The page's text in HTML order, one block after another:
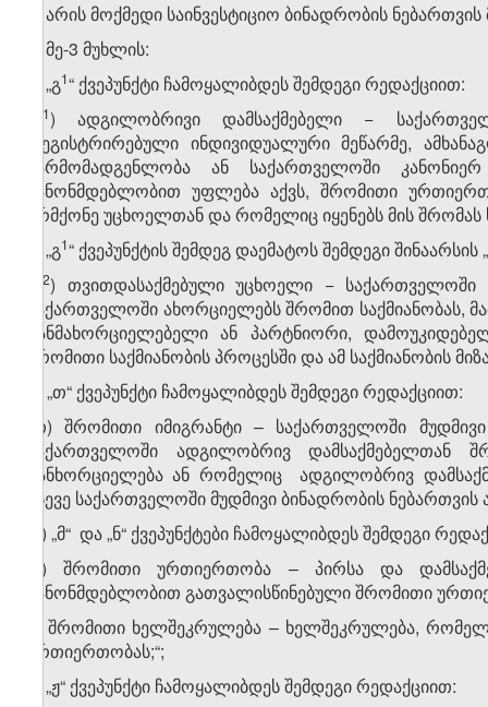
ვ) არის მოქმედი საინვესტიციო ბინადრობის ნებართვის
2. მე-3 მუხლის:
ა) „გ​1“ ქვეპუნქტი ჩამოყალიბდეს შემდეგი რედაქციით:
​1) ადგილობრივი დამსაქმებელი −
რეგისტრირებული ინდივიდუალური მეწარმე,
წარმომადგენლობა ან საქართველოში
კანონმდებლობით უფლება აქვს, შრომითი
არმქონე უცხოელთან და რომელიც იყენებს მის
ბ) „გ​1“ ქვეპუნქტის შემდეგ დაემატოს შემდეგი შინაარსის
​2) თვითდასაქმებული უცხოელი − საქართველოში
საქართველოში ახორციელებს შრომით საქმიანობას,
განმახორციელებელი ან პარტნიორი,
შრომითი საქმიანობის პროცესში და ამ საქმიანობის
გ) „თ“ ქვეპუნქტი ჩამოყალიბდეს შემდეგი რედაქციით:
„თ) შრომითი იმიგრანტი – საქართველოში
საქართველოში ადგილობრივ დამსაქმებელთან
განხორციელება ან რომელიც ადგილობრივ
ასევე საქართველოში მუდმივი ბინადრობის
დ) „მ“ და „ნ“ ქვეპუნქტები ჩამოყალიბდეს შემდეგი
„მ) შრომითი ურთიერთობა – პირსა და
კანონმდებლობით გათვალისწინებული შრომითი
ნ) შრომითი ხელშეკრულება – ხელშეკრულება,
ურთიერთობას;“;
ე) „ჟ“ ქვეპუნქტი ჩამოყალიბდეს შემდეგი რედაქციით: